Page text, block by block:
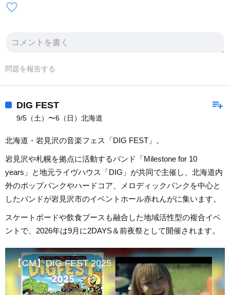
favorite_border
問題を報告する
playlist_add
DIG FEST
9/5（土）〜6（日）北海道
北海道・岩見沢の音楽フェス「DIG FEST」。
岩見沢や札幌を拠点に活動するバンド「Milestone for 10
years」と地元ライヴハウス「DIG」が共同で主催し、北海道内
外のポップパンクやハードコア、メロディックパンクを中心と
したバンドが岩見沢市のイベントホール赤れんがに集います。
スケートボードや飲食ブースも融合した地域活性型の複合イベ
ントで、2026年は9月に2DAYS＆前夜祭として開催されます。
【CM】DIG FEST 2025